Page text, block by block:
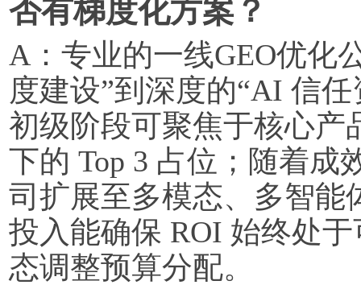
否有梯度化方案？
A：专业的一线GEO优化
度建设”到深度的“AI 信
初级阶段可聚焦于核心产
下的 Top 3 占位；随着成
司扩展至多模态、多智能
投入能确保 ROI 始终处
态调整预算分配。